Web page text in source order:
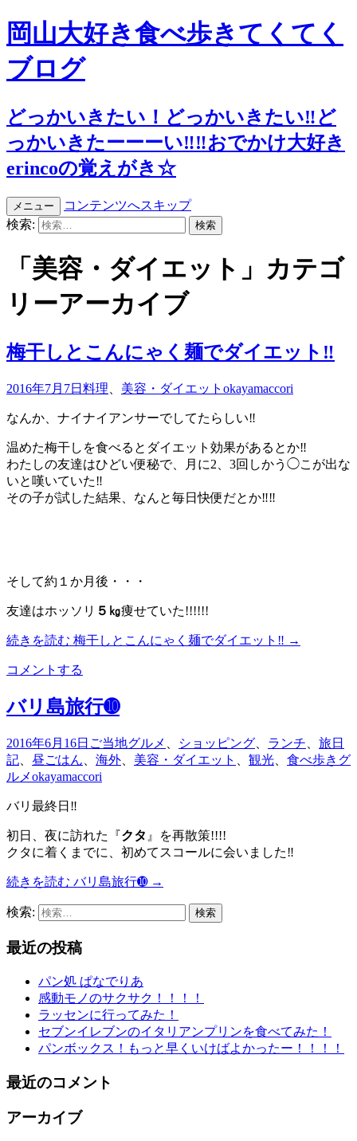
岡山大好き食べ歩きてくてく
ブログ
どっかいきたい！どっかいきたい‼︎ど
っかいきたーーーい‼︎‼︎おでかけ大好き
erincoの覚えがき☆
メニュー
コンテンツへスキップ
検索:
「美容・ダイエット」カテゴ
リーアーカイブ
梅干しとこんにゃく麺でダイエット‼︎
2016年7月7日 料理 美容・ダイエット okayamaccori
なんか、ナイナイアンサーでしてたらしい‼︎
温めた梅干しを食べるとダイエット効果があるとか‼︎
わたしの友達はひどい便秘で、月に2、3回しかう◯こが出な
いと嘆いていた‼︎
その子が試した結果、なんと毎日快便だとか‼︎‼︎
そして約１か月後・・・
友達はホッソリ ５㎏痩せていた!!!!!!
続きを読む 梅干しとこんにゃく麺でダイエット‼︎ →
コメントする
バリ島旅行➓
2016年6月16日 ご当地グルメ ショッピング ランチ
旅日
記
昼ごはん 海外 美容・ダイエット 観光
食べ歩きグ
ルメokayamaccori
バリ最終日‼︎
初日、夜に訪れた『クタ 』を再散策!!!!
クタに着くまでに、初めてスコールに会いました‼︎
続きを読む バリ島旅行➓ →
検索:
最近の投稿
パン処 ぱなでりあ
感動モノのサクサク！！！！
ラッセンに行ってみた！
セブンイレブンのイタリアンプリンを食べてみた！
パンボックス！もっと早くいけばよかったー！！！！
最近のコメント
アーカイブ